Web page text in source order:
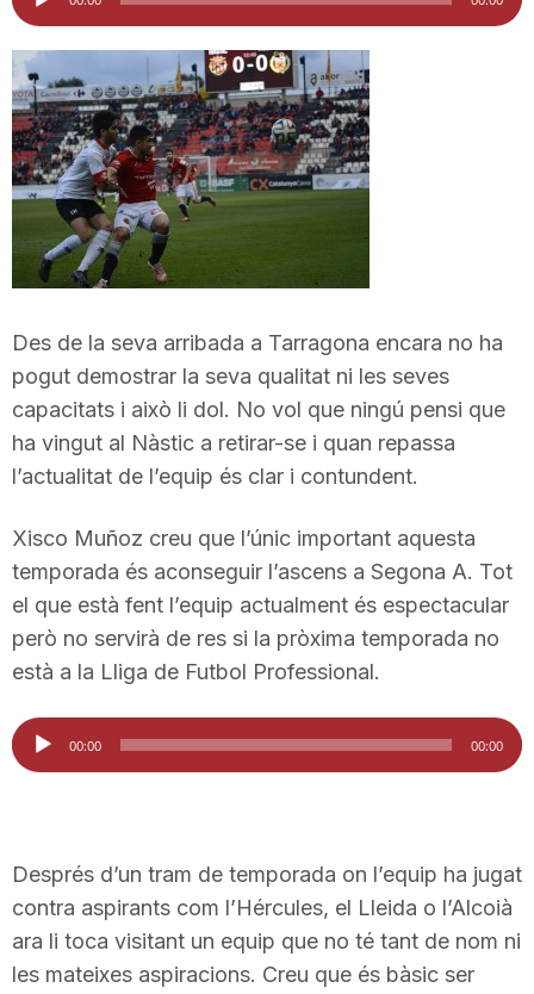
i
u
t
a
d
e
a
d'àudio
Des de la seva arribada a Tarragona encara no ha
pogut demostrar la seva qualitat ni les seves
capacitats i això li dol. No vol que ningú pensi que
ha vingut al Nàstic a retirar-se i quan repassa
l’actualitat de l’equip és clar i contundent.
Xisco Muñoz creu que l’únic important aquesta
temporada és aconseguir l’ascens a Segona A. Tot
el que està fent l’equip actualment és espectacular
però no servirà de res si la pròxima temporada no
està a la Lliga de Futbol Professional.
Reproductor
d'àudio
00:00 00:00
Després d’un tram de temporada on l’equip ha jugat
contra aspirants com l’Hércules, el Lleida o l’Alcoià
ara li toca visitant un equip que no té tant de nom ni
les mateixes aspiracions. Creu que és bàsic ser